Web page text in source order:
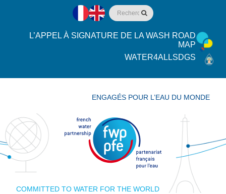
L’APPEL À SIGNATURE DE LA WASH ROAD
MAP
WATER4ALLSDGS
COMMITTED TO WATER FOR THE WORLD
ENGAGÉS POUR L’EAU DU MONDE